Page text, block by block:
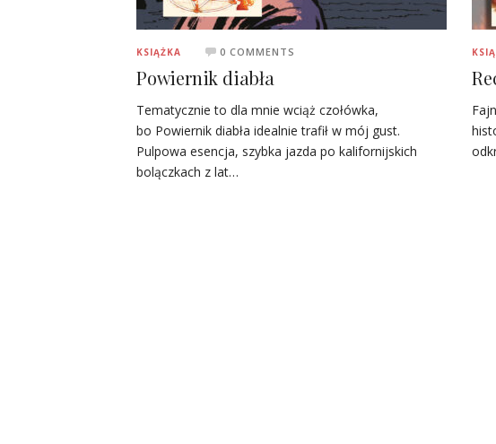
KSIĄŻKA 0 COMMENTS
Powiernik diabła
Tematycznie to dla mnie wciąż czołówka,
bo Powiernik diabła idealnie trafił w mój gust.
Pulpowa esencja, szybka jazda po kalifornijskich
bolączkach z lat…